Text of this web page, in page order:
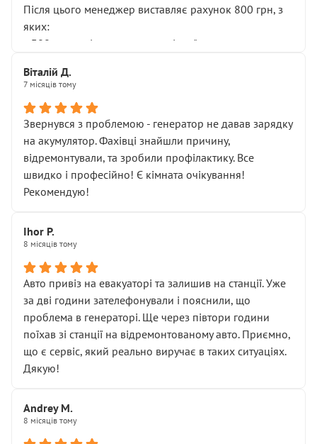
Після цього менеджер виставляє рахунок 800 грн, з
яких:
• 300 грн — діагностика гальмівної системи
НЕ погоджував
послуга. Тим більше, я був поруч і жодної реальної
діагностики ходової не проводилось. Після
зауваження гроші за цю “послугу” повернули, що
лише підтвердило мою правоту.
Але головне — я виїжджаю з боксу, і скрип у гальмах
залишився таким самим, як і був. Тобто оплачена
Далі ситуація тільки погіршилась:
• сказали, що тепер “потрібно знімати колеса”
• що біля авто стояти вже не можна
• почали озвучувати купу додаткових робіт без
чіткого пояснення
( ну все зняли та доробили) дякую!
Окремий момент, який виглядає абсурдно:
мені заявили, що бачок гальмівної рідини потрібно
міняти разом із головним гальмівним циліндром у
Для людини, яка хоча б трохи розуміється на техніці,
це звучить як мінімум непрофесійно, а як максимум —
спроба продати дорогий вузол замість елементарних
Віталій Д.
7 місяців тому
Звернувся з проблемою - генератор не давав зарядку
на акумулятор. Фахівці знайшли причину,
відремонтували, та зробили профілактику. Все
швидко і професійно! Є кімната очікування!
Рекомендую!
Ihor P.
8 місяців тому
Авто привіз на евакуаторі та залишив на станції. Уже
за дві години зателефонували і пояснили, що
проблема в генераторі. Ще через півтори години
поїхав зі станції на відремонтованому авто. Приємно,
що є сервіс, який реально виручає в таких ситуаціях.
Дякую!
Andrey M.
8 місяців тому